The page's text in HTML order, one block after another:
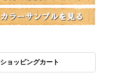
ショッピングカート